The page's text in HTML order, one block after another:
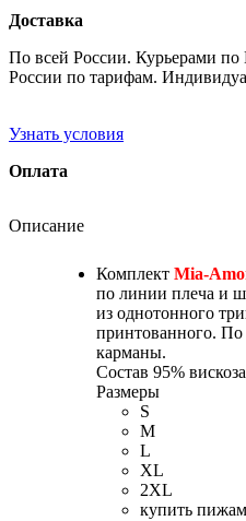
Доставка
По всей России. Курьерами
России по тарифам.
Узнать условия
Оплата
Описание
Комплект Mia-
по линии плеча и
из однотонного
принтованного.
карманы.
Состав 95%
Размеры
S
M
L
XL
2XL
купить